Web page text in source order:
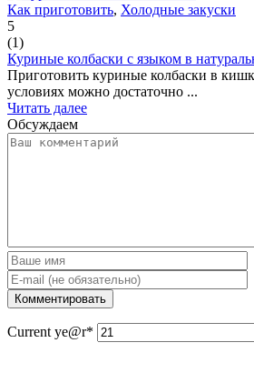
Как приготовить, Холодные закуски
5
(1)
Куриные колбаски с языком в
Приготовить куриные колбаски в
условиях можно достаточно ...
Читать далее
Обсуждаем
Current ye@r*